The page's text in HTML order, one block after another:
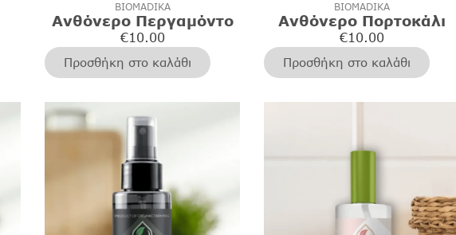
BIOMADIKA
Ανθόνερο Περγαμόντο
€10.00
Προσθήκη στο καλάθι
BIOMADIKA
Ανθόνερο Πορτοκάλι
€10.00
Προσθήκη στο καλάθι